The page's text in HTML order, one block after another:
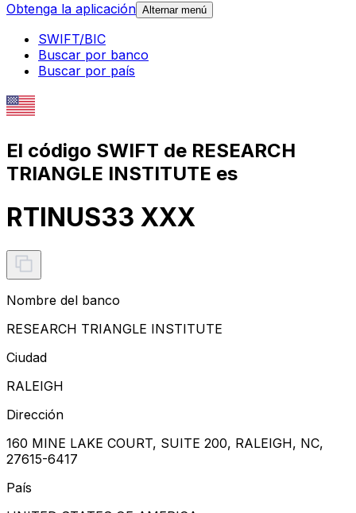
Obtenga la aplicación Alternar menú
SWIFT/BIC
Buscar por banco
Buscar por país
El código SWIFT de RESEARCH
TRIANGLE INSTITUTE es
RTINUS33 XXX
Nombre del banco
RESEARCH TRIANGLE INSTITUTE
Ciudad
RALEIGH
Dirección
160 MINE LAKE COURT, SUITE 200, RALEIGH, NC,
27615-6417
País